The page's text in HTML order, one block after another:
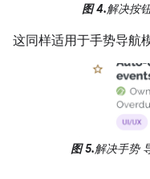
图 4.解决按
这同样适用于手势导航
图 5.解决手势